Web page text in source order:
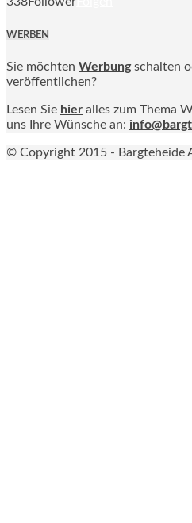
WERBEN
Sie möchten Werbung schalten
veröffentlichen?
Lesen Sie hier alles zum Thema
uns Ihre Wünsche an:
© Copyright 2015 - Bargteheide